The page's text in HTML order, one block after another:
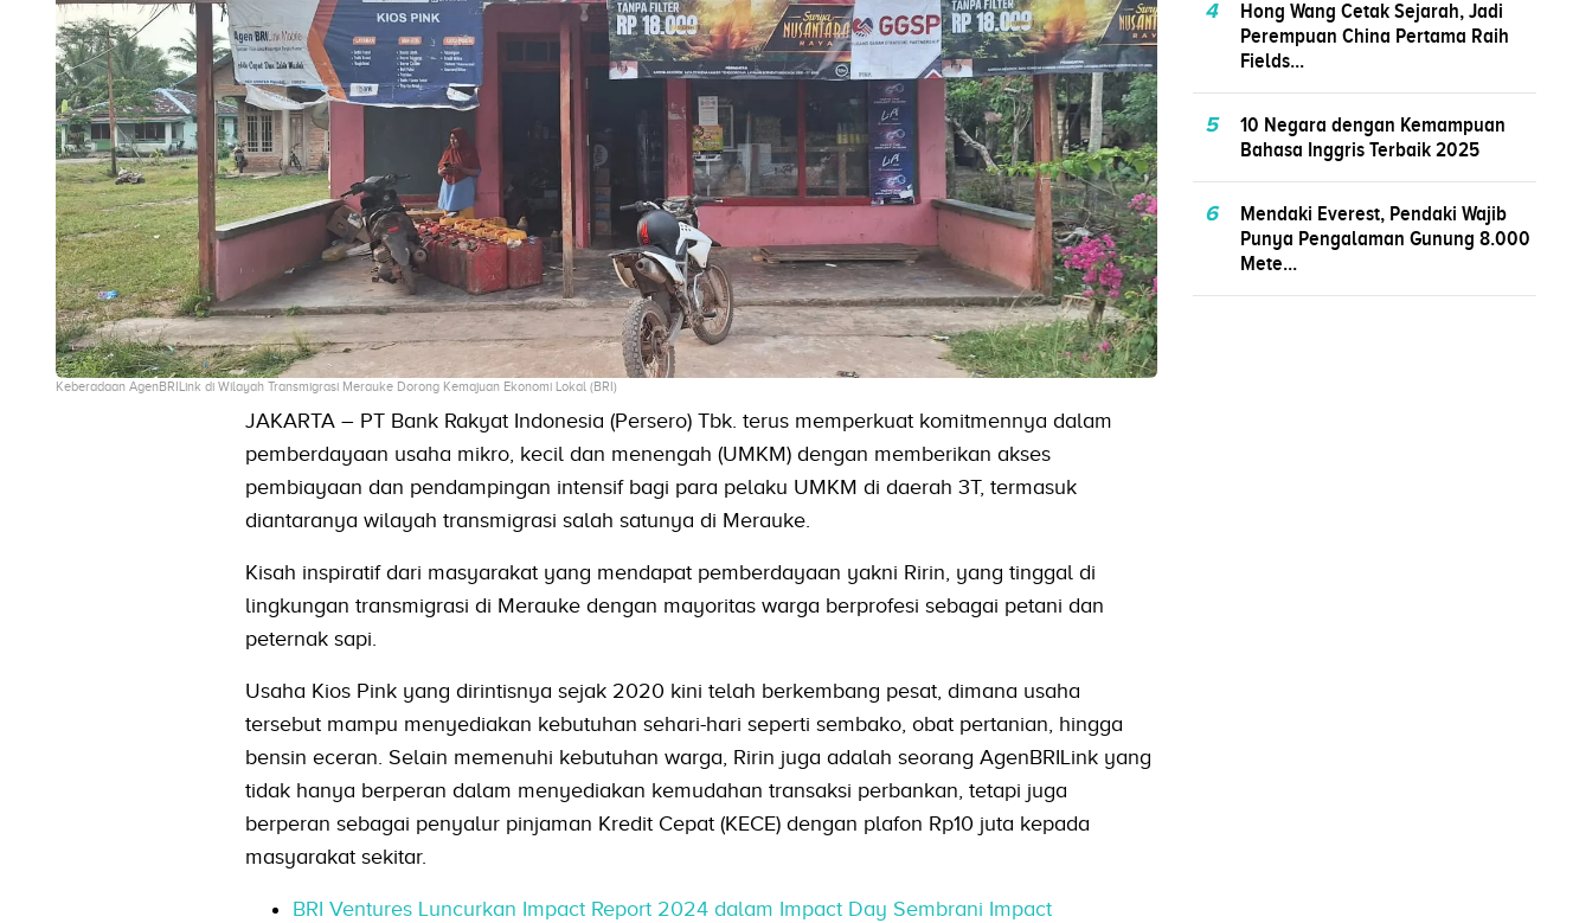
Keberadaan AgenBRILink di Wilayah Transmigrasi Merauke Dorong Kemajuan Ekonomi Lokal (BRI)
JAKARTA – PT Bank Rakyat Indonesia (Persero) Tbk. terus memperkuat komitmennya dalam
pemberdayaan usaha mikro, kecil dan menengah (UMKM) dengan memberikan akses
pembiayaan dan pendampingan intensif bagi para pelaku UMKM di daerah 3T, termasuk
diantaranya wilayah transmigrasi salah satunya di Merauke.
Kisah inspiratif dari masyarakat yang mendapat pemberdayaan yakni Ririn, yang tinggal di
lingkungan transmigrasi di Merauke dengan mayoritas warga berprofesi sebagai petani dan
peternak sapi.
Usaha Kios Pink yang dirintisnya sejak 2020 kini telah berkembang pesat, dimana usaha
tersebut mampu menyediakan kebutuhan sehari-hari seperti sembako, obat pertanian, hingga
bensin eceran. Selain memenuhi kebutuhan warga, Ririn juga adalah seorang AgenBRILink yang
tidak hanya berperan dalam menyediakan kemudahan transaksi perbankan, tetapi juga
berperan sebagai penyalur pinjaman Kredit Cepat (KECE) dengan plafon Rp10 juta kepada
masyarakat sekitar.
BRI Ventures Luncurkan Impact Report 2024 dalam Impact Day Sembrani Impact
4
Hong Wang Cetak Sejarah, Jadi
Perempuan China Pertama Raih
Fields...
5
10 Negara dengan Kemampuan
Bahasa Inggris Terbaik 2025
6
Mendaki Everest, Pendaki Wajib
Punya Pengalaman Gunung 8.000
Mete...